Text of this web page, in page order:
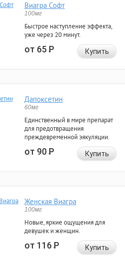
Виагра Софт
100мг
Быстрое наступление эффекта,
уже через 20 минут.
от 65Р Купить
Дапоксетин
60мг
Единственный в мире препарат
для предотвращения
преждевременной эякуляции.
от 90Р Купить
Женская Виагра
100мг
Новые, яркие ощущения для
девушек и женщин.
от 116Р Купить